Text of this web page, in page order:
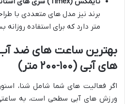
متر دارد که برای استفاده
بهترین ساعت های ضد
های آبی (۱۰۰-۲۰۰ متر)
اگر فعالیت های شما شامل شنا،